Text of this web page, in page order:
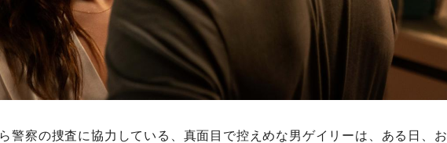
警察の捜査に協力している、真面目で控えめな男ゲイリーは、ある日、お